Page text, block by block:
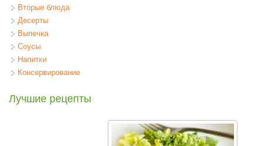
Вторые блюда
Десерты
Выпечка
Соусы
Напитки
Консервирование
Лучшие рецепты